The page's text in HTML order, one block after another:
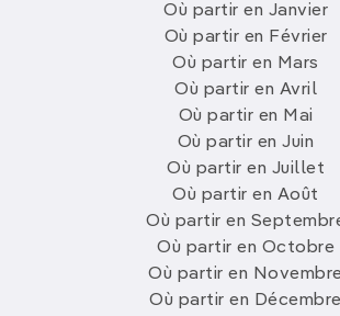
Où partir en Janvier
Où partir en Février
Où partir en Mars
Où partir en Avril
Où partir en Mai
Où partir en Juin
Où partir en Juillet
Où partir en Août
Où partir en
Où partir en Octobre
Où partir en
Où partir en Décembre